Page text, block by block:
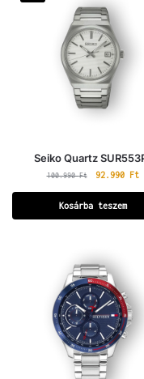
Seiko Quartz
100.990Ft 92.990 Ft
Kosárba teszem